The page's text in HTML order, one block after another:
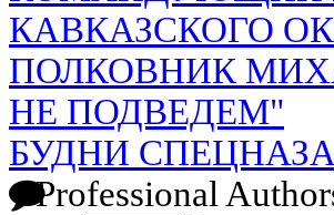
КАВКАЗСКОГО
ПОЛКОВНИК
НЕ ПОДВЕДЕМ"
БУДНИ СПЕЦНАЗА
Professional